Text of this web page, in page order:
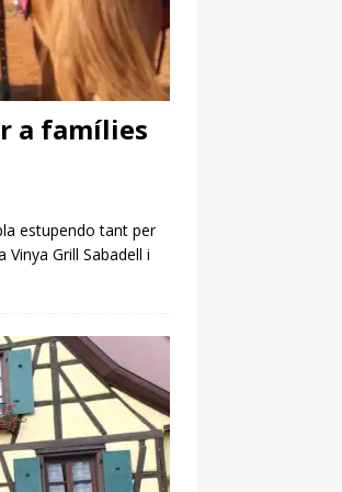
a famílies
estupendo tant per
Grill Sabadell i